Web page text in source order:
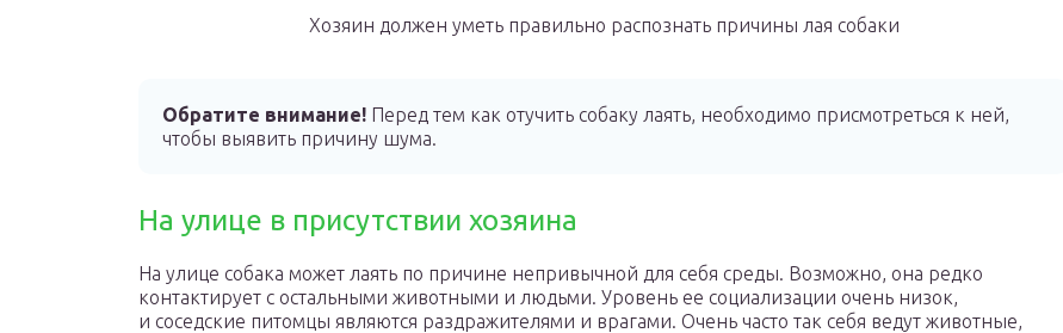
Хозяин должен уметь правильно распознать причины лая собаки
Обратите внимание! Перед тем как отучить собаку лаять, необходимо присмотреться к ней,
чтобы выявить причину шума.
На улице в присутствии хозяина
На улице собака может лаять по причине непривычной для себя среды. Возможно, она редко
контактирует с остальными животными и людьми. Уровень ее социализации очень низок,
и соседские питомцы являются раздражителями и врагами. Очень часто так себя ведут животные,